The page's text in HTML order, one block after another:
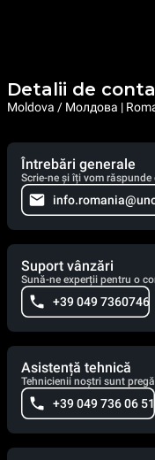
Detalii de
Moldova / Молдова |
Întrebări generale
Scrie-ne și îți vom
Suport vânzări
Sună-ne experții pentru o
+39 049 7360746
Asistență tehnică
Tehnicienii noștri sunt
+39 049 736 06 51